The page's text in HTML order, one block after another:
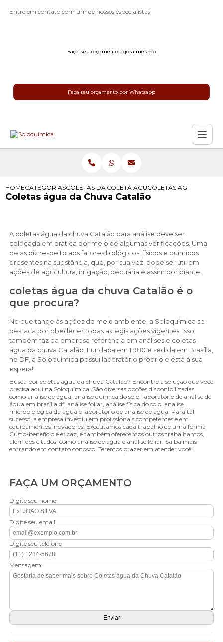
Entre em contato com um de nossos especialistas!
Faça seu orçamento agora mesmo
Faça seu orçamento por Whatsapp
HOMECATEGORIASCOLETAS DA AGUA DA CHUVA
COLETA AGUA DA CHUVA
COLETAS AGUA DA
Coletas água da Chuva Catalão
A coletas água da chuva Catalão para análise deve ser
colocada em prática por meio de algumas verificações. Uma
delas diz respeito aos fatores biológicos, físicos e químicos
presentes na substância, que, por sua vez, pode ser útil em
ações de agricultura, irrigação, pecuária e assim por diante.
coletas água da chuva Catalão é o
que procura?
No que tange às ações de meio ambiente, a Soloquímica se
destaca por obedecer todas as legislações vigentes. Isso
também faz da empresa referência em análises e coletas
água da chuva Catalão. Fundada em 1.980 e sedida em Brasília,
no DF, a Soloquímica possui laboratório próprio e está à sua
espera!
Busca por coletas água da chuva Catalão? Encontre a solução que você
precisa aqui na Soloquímica. São diversas opções disponibilizadas,
como análise de água, análise química do solo, laboratório de análise de
água em brasília df, análise foliar, análise física do solo, analise
microbiologica da agua e laboratorio de analise de agua. Para tal
sucesso, a empresa investiu em profissionais competentes e em
equipamentos inovadores. Executamos cada trabalho de uma forma
Custo-benefício e eficaz, e também oferecemos outros trabalhamos,
além dos citados, como análise de água e análise foliar. Saiba mais
entrando em contato conosco. Teremos prazer em atender você!
FAÇA UM ORÇAMENTO
Digite seu nome
Digite seu email
Digite seu telefone
Mensagem